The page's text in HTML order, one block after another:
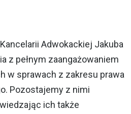
Adwokackiej Jakuba
z pełnym zaangażowaniem
w sprawach z zakresu prawa
Pozostajemy z nimi
ich także